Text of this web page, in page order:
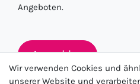
Angeboten.
Anmelden
Wir verwenden Cookies und
unserer Website und